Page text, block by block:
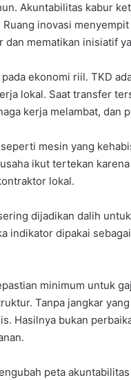
Akuntabilitas kabur
inovasi
dan mematikan inisiatif
ekonomi riil. TKD
lokal. Saat transfer
kerja melambat, dan
mesin yang
ikut tertekan
lokal.
dijadikan dalih
indikator dipakai
minimum untuk
Tanpa jangkar
Hasilnya bukan
peta